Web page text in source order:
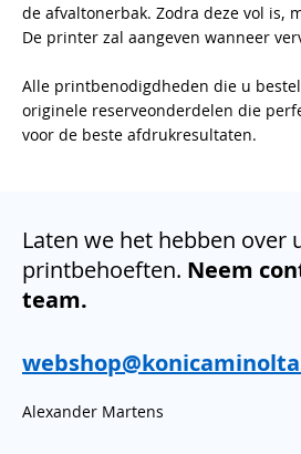
de afvaltonerbak. Zodra deze vol is,
De printer zal aangeven wanneer
Alle printbenodigdheden die u
originele reserveonderdelen die
voor de beste afdrukresultaten.
Laten we het hebben over
printbehoeften. Neem
team.
Alexander Martens